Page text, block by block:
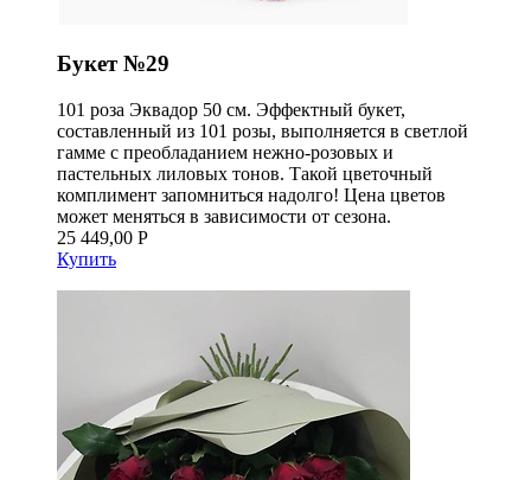
Букет №29
101 роза Эквадор 50 см. Эффектный букет,
составленный из 101 розы, выполняется в светлой
гамме с преобладанием нежно-розовых и
пастельных лиловых тонов. Такой цветочный
комплимент запомниться надолго! Цена цветов
может меняться в зависимости от сезона.
25 449,00 Р
Купить